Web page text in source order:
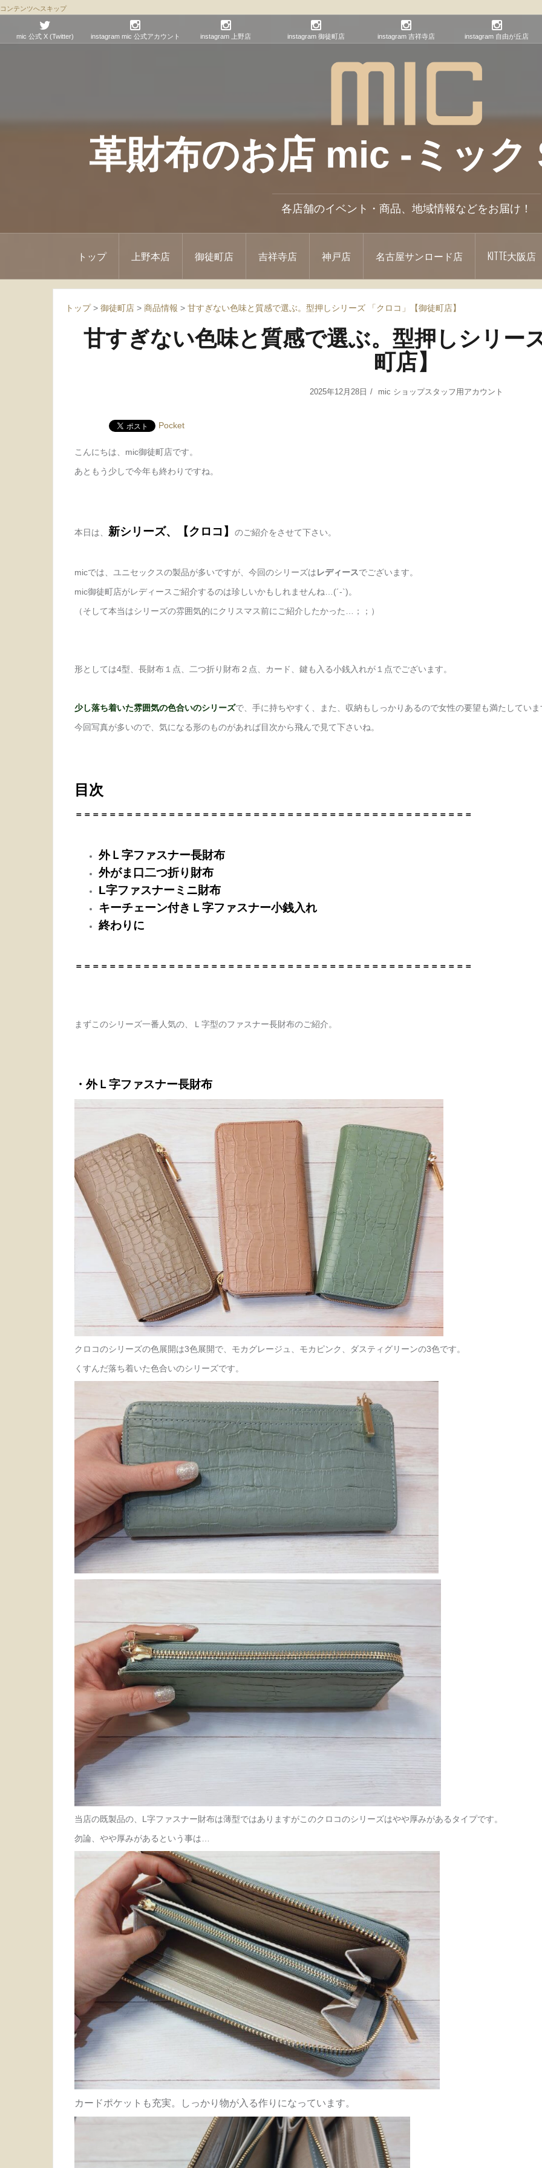
コンテンツへスキップ
mic 公式 X (Twitter) instagram mic 公式アカウント instagram 上野店 instagram 御徒町店 instagram 吉祥寺店 instagram 自由が丘店
革財布のお店 mic -ミッ
各店舗のイベント・商品、地域情報などをお届け！
トップ 上野本店 御徒町店 吉祥寺店 神戸店 名古屋サンロード店 KITTE大阪店
トップ> 御徒町店 > 商品情報 > 甘すぎない色味と質感で選ぶ。型押しシリーズ 「クロコ」【御徒町店】
甘すぎない色味と質感で選ぶ。型押しシリー
町店】
2025年12月28日 mic ショップスタッフ用アカウント
Pocket
こんにちは、mic御徒町店です。
あともう少しで今年も終わりですね。
本日は、 新シリーズ、【クロコ】 のご紹介をさせて下さい。
micでは、ユニセックスの製品が多いですが、今回のシリーズはレディースでございます。
mic御徒町店がレディースご紹介するのは珍しいかもしれませんね…(´-`)。
（そして本当はシリーズの雰囲気的にクリスマス前にご紹介したかった…；；）
形としては4型、長財布１点、二つ折り財布２点、カード、鍵も入る小銭入れが１点でございます。
少し落ち着いた雰囲気の色合いのシリーズで、手に持ちやすく、また、収納もしっかりあるので女性の要望も満たしていま
今回写真が多いので、気になる形のものがあれば目次から飛んで見て下さいね。
目次
＝＝＝＝＝＝＝＝＝＝＝＝＝＝＝＝＝＝＝＝＝＝＝＝＝＝＝＝＝＝＝＝＝＝＝＝＝＝＝＝＝＝＝＝＝＝＝
外Ｌ字ファスナー長財布
外がま口二つ折り財布
L字ファスナーミニ財布
キーチェーン付きＬ字ファスナー小銭入れ
終わりに
＝＝＝＝＝＝＝＝＝＝＝＝＝＝＝＝＝＝＝＝＝＝＝＝＝＝＝＝＝＝＝＝＝＝＝＝＝＝＝＝＝＝＝＝＝＝＝
まずこのシリーズ一番人気の、Ｌ字型のファスナー長財布のご紹介。
・外Ｌ字ファスナー長財布
クロコのシリーズの色展開は3色展開で、モカグレージュ、モカピンク、ダスティグリーンの3色です。
くすんだ落ち着いた色合いのシリーズです。
当店の既製品の、L字ファスナー財布は薄型ではありますがこのクロコのシリーズはやや厚みがあるタイプです。
勿論、やや厚みがあるという事は…
カードポケットも充実。しっかり物が入る作りになっています。